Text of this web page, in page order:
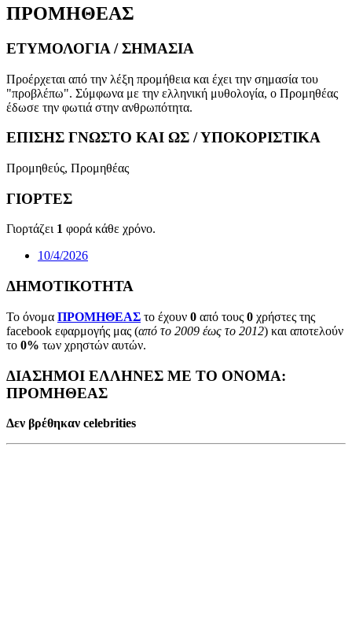
ΠΡΟΜΗΘΕΑΣ
ΕΤΥΜΟΛΟΓΙΑ / ΣΗΜΑΣΙΑ
Προέρχεται από την λέξη προμήθεια και έχει την σημασία του
"προβλέπω". Σύμφωνα με την ελληνική μυθολογία, ο Προμηθέας
έδωσε την φωτιά στην ανθρωπότητα.
ΕΠΙΣΗΣ ΓΝΩΣΤΟ ΚΑΙ ΩΣ / ΥΠΟΚΟΡΙΣΤΙΚΑ
Προμηθεύς, Προμηθέας
ΓΙΟΡΤΕΣ
Γιορτάζει 1 φορά κάθε χρόνο.
10/4/2026
ΔΗΜΟΤΙΚΟΤΗΤΑ
Το όνομα ΠΡΟΜΗΘΕΑΣ το έχουν 0 από τους 0 χρήστες της
facebook εφαρμογής μας (από το 2009 έως το 2012) και αποτελούν
το 0% των χρηστών αυτών.
ΔΙΑΣΗΜΟΙ ΕΛΛΗΝΕΣ ΜΕ ΤΟ ΟΝΟΜΑ:
ΠΡΟΜΗΘΕΑΣ
Δεν βρέθηκαν celebrities